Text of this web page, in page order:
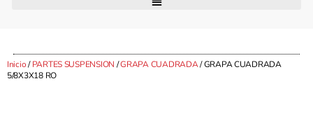
Inicio/PARTES SUSPENSION /GRAPA CUADRADA/ GRAPA CUADRADA
5/8X3X18 RO